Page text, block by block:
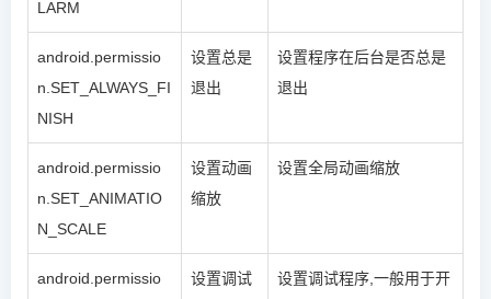
LARM
android.permissio
n.SET_ALWAYS_FI
NISH
设置总是
退出
设置程序在后台是否总是
退出
android.permissio
n.SET_ANIMATIO
N_SCALE
设置动画
缩放
设置全局动画缩放
android.permissio
设置调试
设置调试程序,一般用于开